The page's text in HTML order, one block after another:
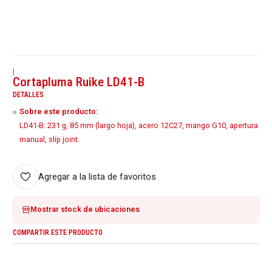
|
Cortapluma Ruike LD41-B
DETALLES
Sobre este producto:
LD41-B: 231 g, 85 mm (largo hoja), acero 12C27, mango G10, apertura
manual, slip joint.
Agregar a la lista de favoritos
Mostrar stock de ubicaciones
COMPARTIR ESTE PRODUCTO